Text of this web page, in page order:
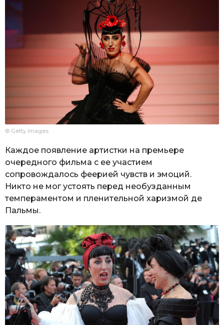
© Getty Images
Каждое появление артистки на премьере
очередного фильма с ее участием
сопровождалось феерией чувств и эмоций.
Никто не мог устоять перед необузданным
темпераментом и пленительной харизмой де
Пальмы.